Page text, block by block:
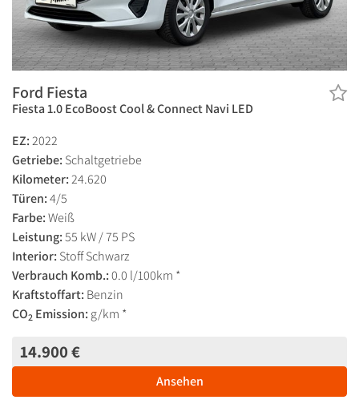
Ford Fiesta
Fiesta 1.0 EcoBoost Cool & Connect Navi LED
EZ:2022
Getriebe: Schaltgetriebe
Kilometer:24.620
Türen:4/5
Farbe:Weiß
Leistung:55 kW / 75 PS
Interior: Stoff Schwarz
Verbrauch Komb.:0.0 l/100km *
Kraftstoffart: Benzin
CO2 Emission: g/km *
14.900 €
Ansehen